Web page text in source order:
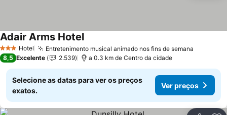
3 EstrelasHotel Entretenimento musical animado nos fins de semana
Adair Arms Hotel
8,5 Excelente 2.539 a 0.3 km de Centro da cidade
Selecione as datas para ver os preços
exatos.
Ver preços